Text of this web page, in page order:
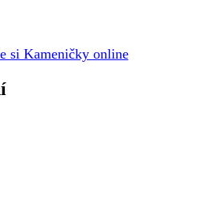
si Kameničky online